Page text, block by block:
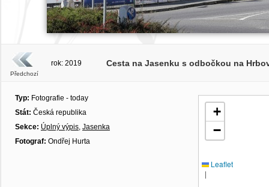
Předchozí
rok: 2019 Cesta na Jasenku s odbočkou na
Typ: Fotografie - today
Stát: Česká republika
Sekce: Úplný výpis, Jasenka
Fotograf: Ondřej Hurta
+
−
Leaflet
|